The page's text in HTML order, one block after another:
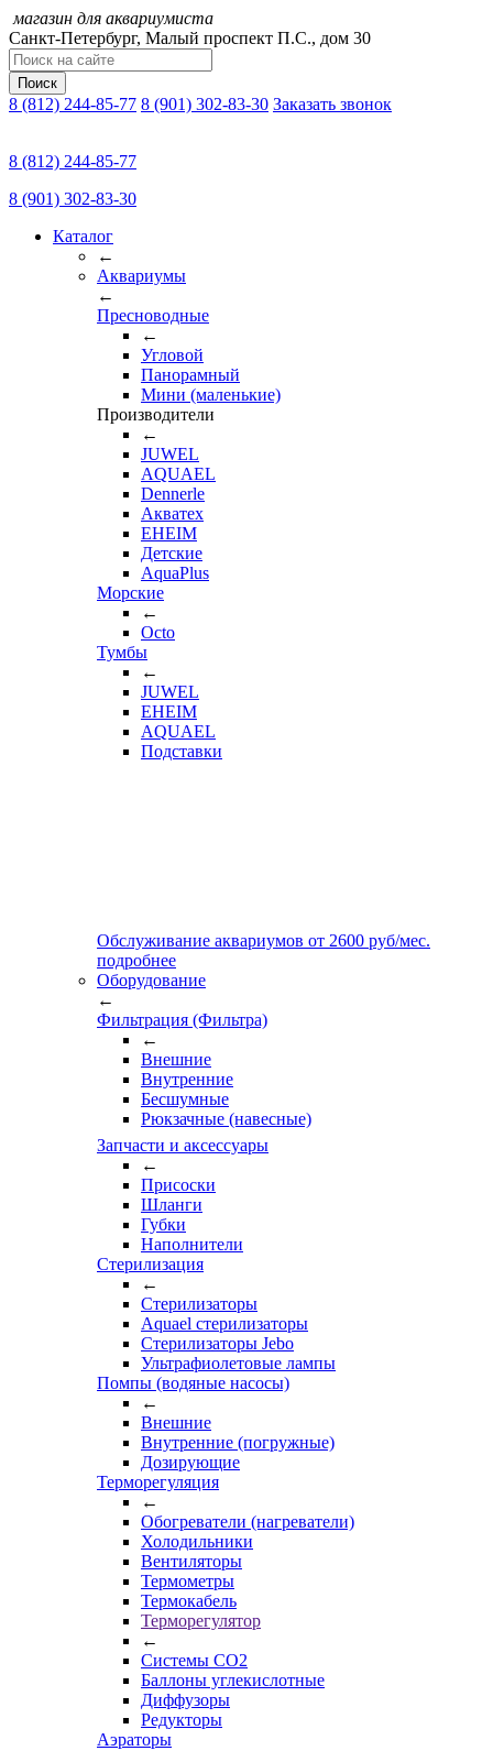
магазин для аквариумиста
Санкт-Петербург, Малый проспект П.C., дом 30
Поиск
8 (812) 244-85-77 8 (901) 302-83-30 Заказать звонок
8 (812) 244-85-77
8 (901) 302-83-30
Каталог
←
Аквариумы
←
Пресноводные
←
Угловой
Панорамный
Мини (маленькие)
Производители
←
JUWEL
AQUAEL
Dennerle
Акватех
EHEIM
Детские
AquaPlus
Морские
←
Octo
Тумбы
←
JUWEL
EHEIM
AQUAEL
Подставки
Обслуживание аквариумов от 2600 руб/мес.
подробнее
Оборудование
←
Фильтрация (Фильтра)
←
Внешние
Внутренние
Бесшумные
Рюкзачные (навесные)
Запчасти и аксессуары
←
Присоски
Шланги
Губки
Наполнители
Стерилизация
←
Стерилизаторы
Aquael стерилизаторы
Стерилизаторы Jebo
Ультрафиолетовые лампы
Помпы (водяные насосы)
←
Внешние
Внутренние (погружные)
Дозирующие
Терморегуляция
←
Обогреватели (нагреватели)
Холодильники
Вентиляторы
Термометры
Термокабель
Терморегулятор
←
Системы CO2
Баллоны углекислотные
Диффузоры
Редукторы
Аэраторы